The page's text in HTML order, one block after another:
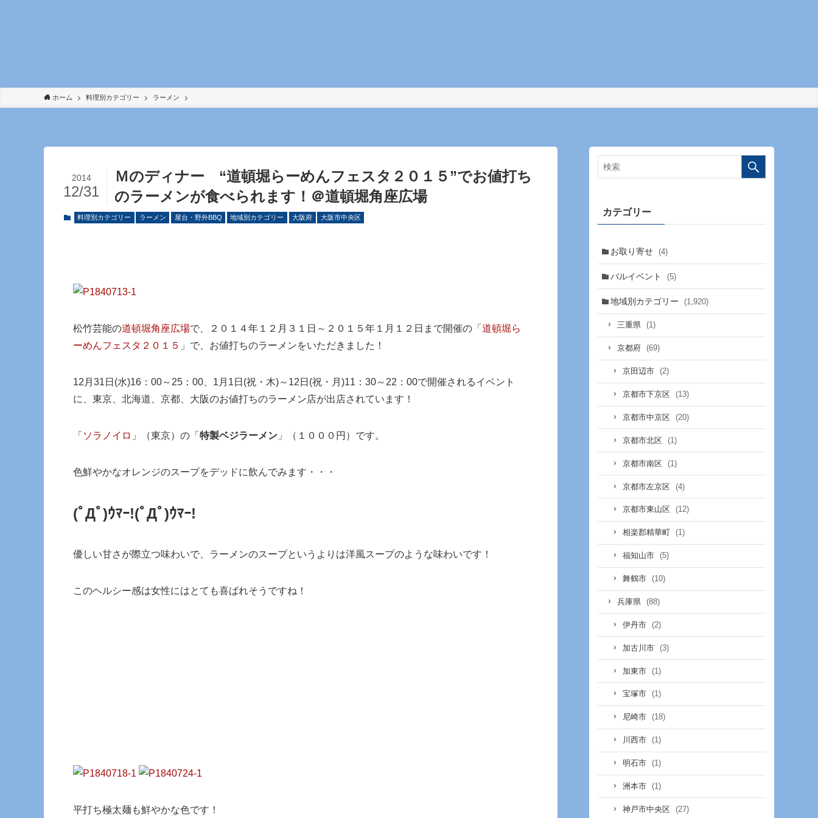
ホーム 料理別カテゴリー ラーメン
Ｍのディナー “道頓堀らーめんフェスタ２０１５”でお値打ち
のラーメンが食べられます！＠道頓堀角座広場
2014
12/31
料理別カテゴリー ラーメン 屋台・野外BBQ 地域別カテゴリー 大阪府 大阪市中央区
松竹芸能の道頓堀角座広場で、２０１４年１２月３１日～２０１５年１月１２日まで開催の「 道頓堀ら
ーめんフェスタ２０１５ 」で、お値打ちのラーメンをいただきました！
12月31日(水)16：00～25：00、1月1日(祝・木)～12日(祝・月)11：30～22：00で開催されるイベント
に、東京、北海道、京都、大阪のお値打ちのラーメン店が出店されています！
「 ソラノイロ 」（東京）の「 特製ベジラーメン 」（１０００円）です。
色鮮やかなオレンジのスープをデッドに飲んでみます・・・
(ﾟДﾟ)ｳﾏｰ!(ﾟДﾟ)ｳﾏｰ!
優しい甘さが際立つ味わいで、ラーメンのスープというよりは洋風スープのような味わいです！
このヘルシー感は女性にはとても喜ばれそうですね！
平打ち極太麺も鮮やかな色です！
カテゴリー
お取り寄せ (4)
バルイベント (5)
地域別カテゴリー (1,920)
三重県 (1)
京都府 (69)
京田辺市 (2)
京都市下京区 (13)
京都市中京区 (20)
京都市北区 (1)
京都市南区 (1)
京都市左京区 (4)
京都市東山区 (12)
相楽郡精華町 (1)
福知山市 (5)
舞鶴市 (10)
兵庫県 (88)
伊丹市 (2)
加古川市 (3)
加東市 (1)
宝塚市 (1)
尼崎市 (18)
川西市 (1)
明石市 (1)
洲本市 (1)
神戸市中央区 (27)